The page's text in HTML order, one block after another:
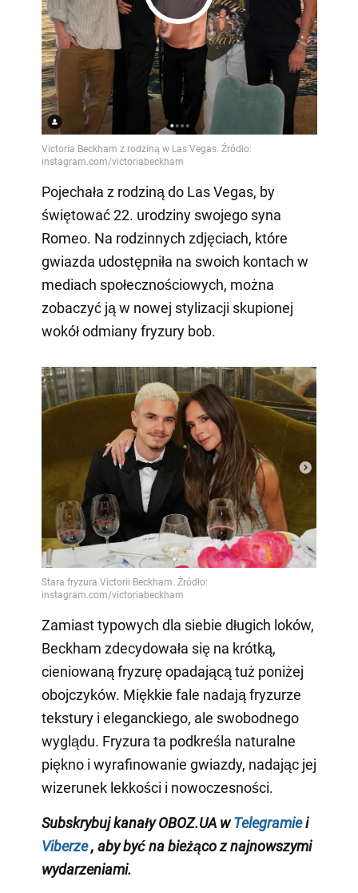
Play
Video
Pojechała z rodziną do Las Vegas, by
świętować 22. urodziny swojego syna
Romeo. Na rodzinnych zdjęciach, które
gwiazda udostępniła na swoich kontach w
mediach społecznościowych, można
zobaczyć ją w nowej stylizacji skupionej
wokół odmiany fryzury bob.
Zamiast typowych dla siebie długich loków,
Beckham zdecydowała się na krótką,
cieniowaną fryzurę opadającą tuż poniżej
obojczyków. Miękkie fale nadają fryzurze
tekstury i eleganckiego, ale swobodnego
wyglądu. Fryzura ta podkreśla naturalne
piękno i wyrafinowanie gwiazdy, nadając jej
wizerunek lekkości i nowoczesności.
Subskrybuj kanały OBOZ.UA w Telegramie i
Viberze , aby być na bieżąco z najnowszymi
wydarzeniami.